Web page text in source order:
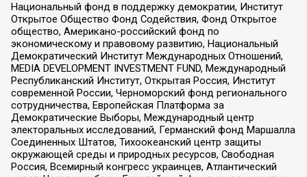
Национальный фонд в поддержку демократии, Институт
Открытое Общество Фонд Содействия, Фонд Открытое
общество, Американо-российский фонд по
экономическому и правовому развитию, Национальный
Демократический Институт Международных Отношений,
MEDIA DEVELOPMENT INVESTMENT FUND, Международный
Республиканский Институт, Открытая Россия, Институт
современной России, Черноморский фонд регионального
сотрудничества, Европейская Платформа за
Демократические Выборы, Международный центр
электоральных исследований, Германский фонд Маршалла
Соединенных Штатов, Тихоокеанский центр защиты
окружающей среды и природных ресурсов, Свободная
Россия, Всемирный конгресс украинцев, Атлантический